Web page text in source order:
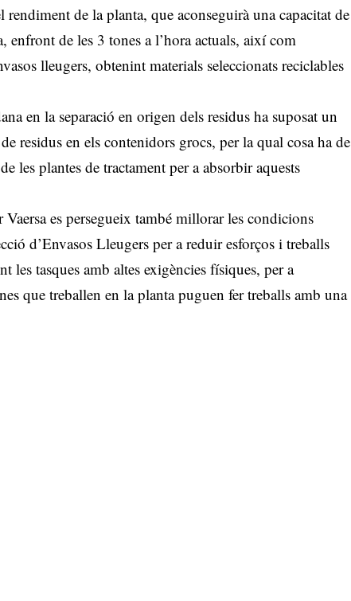
de la planta, que aconseguirà una capacitat de
enfront de les 3 tones a l’hora actuals, així com
lleugers, obtenint materials seleccionats reciclables
en la separació en origen dels residus ha suposat un
residus en els contenidors grocs, per la qual cosa ha de
les plantes de tractament per a absorbir aquests
es persegueix també millorar les condicions
d’Envasos Lleugers per a reduir esforços i treballs
tasques amb altes exigències físiques, per a
que treballen en la planta puguen fer treballs amb una